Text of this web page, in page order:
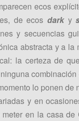
ecos
de ecos dark y
y secuencias
abstracta y a
la certeza de
lo ponen
y en
en la casa